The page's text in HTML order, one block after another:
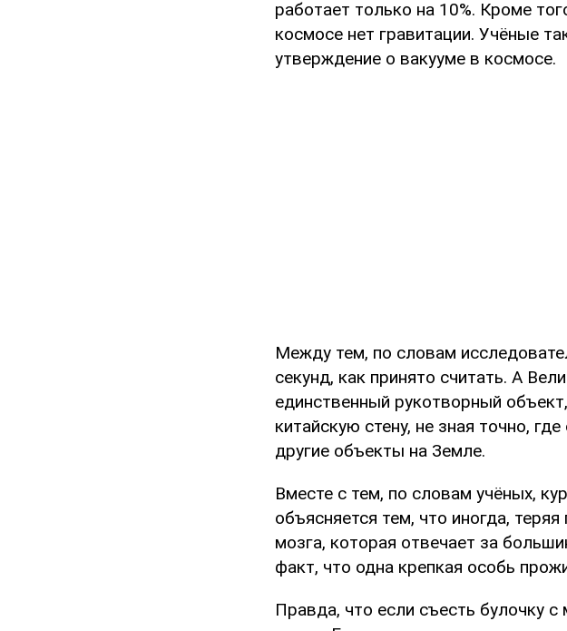
работает только на 10%. Кроме
космосе нет гравитации. Учёные
утверждение о вакууме в космосе.
Между тем, по словам
секунд, как принято считать. А
единственный рукотворный
китайскую стену, не зная точно,
другие объекты на Земле.
Вместе с тем, по словам учёных,
объясняется тем, что иногда,
мозга, которая отвечает за
факт, что одна крепкая особь
Правда, что если съесть булочку